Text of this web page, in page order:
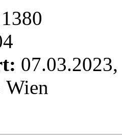
1380
Wien